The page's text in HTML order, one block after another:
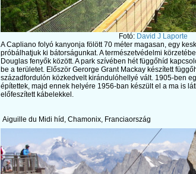
Fotó: David J Laporte
A Capliano folyó kanyonja fölött 70 méter magasan, egy
próbálhatjuk ki bátorságunkat. A természetvédelmi
Douglas fenyők között. A park szívében hét függőhíd
be a területet. Először Gerorge Grant Mackay készített
századfordulón közkedvelt kirándulóhellyé vált. 1905-ben
építettek, majd ennek helyére 1956-ban készült el a ma is
előfeszített kábelekkel.
Aiguille du Midi híd, Chamonix, Franciaország